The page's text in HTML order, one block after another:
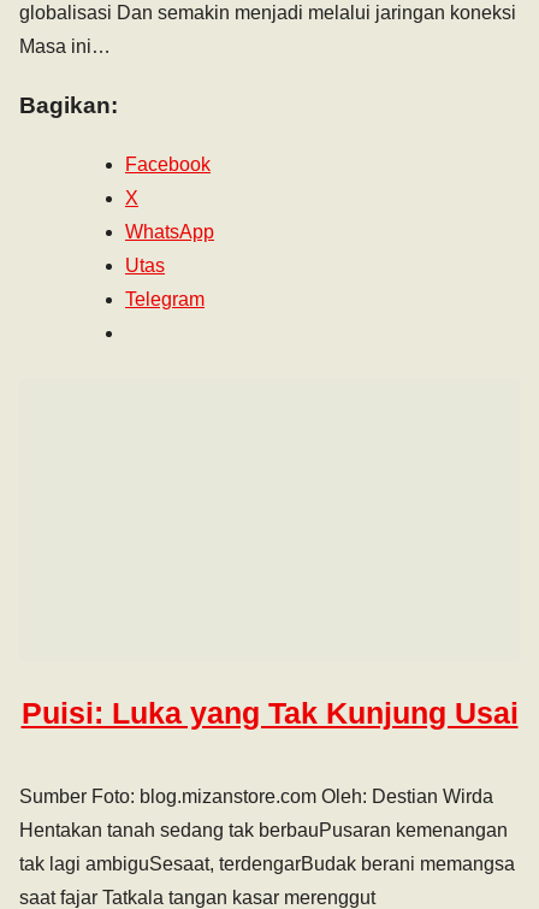
globalisasi Dan semakin menjadi melalui jaringan koneksi
Masa ini…
Bagikan:
Facebook
X
WhatsApp
Utas
Telegram
Puisi: Luka yang Tak Kunjung Usai
Sumber Foto: blog.mizanstore.com Oleh: Destian Wirda
Hentakan tanah sedang tak berbauPusaran kemenangan
tak lagi ambiguSesaat, terdengarBudak berani memangsa
saat fajar Tatkala tangan kasar merenggut